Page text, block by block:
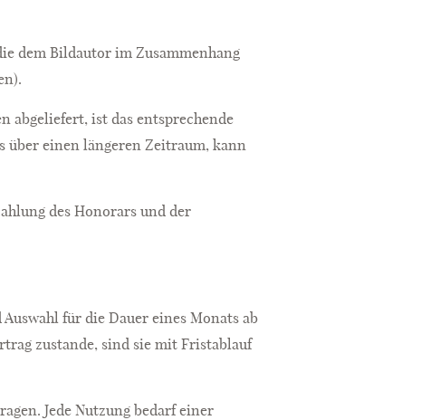
dem Bildautor im Zusammenhang
abgeliefert, ist das entsprechende
über einen längeren Zeitraum, kann
des Honorars und der
für die Dauer eines Monats ab
zustande, sind sie mit Fristablauf
Jede Nutzung bedarf einer